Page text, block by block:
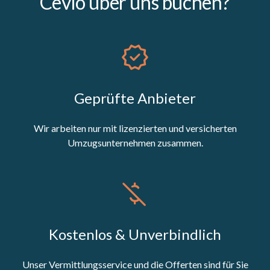
Geprüfte Anbieter
Wir arbeiten nur mit lizenzierten und versicherten
Umzugsunternehmen zusammen.
Kostenlos & Unverbindlich
Unser Vermittlungsservice und die Offerten sind für Sie